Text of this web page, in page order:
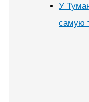
У
самую